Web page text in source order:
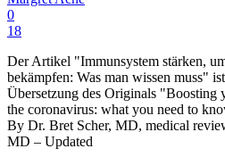
0
18
Der Artikel "Immunsystem stärken,
bekämpfen: Was man wissen muss"
Übersetzung des Originals "Boosting
the coronavirus: what you need to
By Dr. Bret Scher, MD, medical
MD – Updated